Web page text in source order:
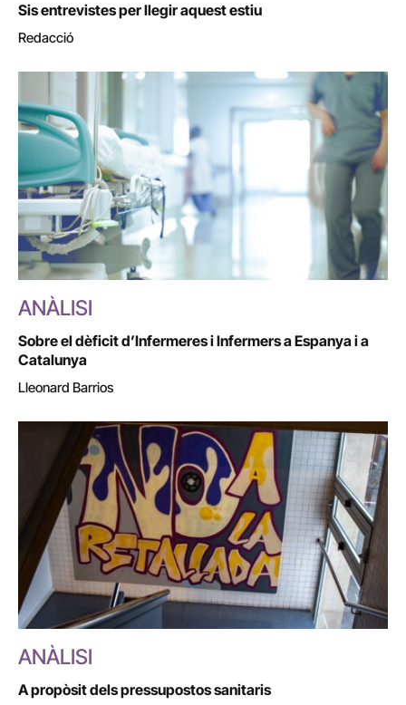
Sis entrevistes per llegir aquest estiu
Redacció
ANÀLISI
Sobre el dèficit d’Infermeres i Infermers a Espanya i a
Catalunya
Lleonard Barrios
ANÀLISI
A propòsit dels pressupostos sanitaris